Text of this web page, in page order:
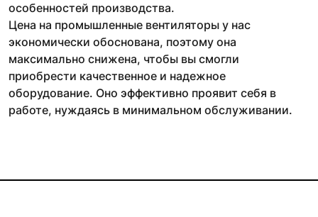
особенностей производства.
Цена на промышленные вентиляторы у нас
экономически обоснована, поэтому она
максимально снижена, чтобы вы смогли
приобрести качественное и надежное
оборудование. Оно эффективно проявит себя в
работе, нуждаясь в минимальном обслуживании.